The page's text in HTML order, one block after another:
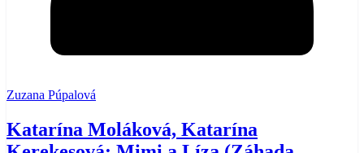
Zuzana Púpalová
Katarína Moláková, Katarína